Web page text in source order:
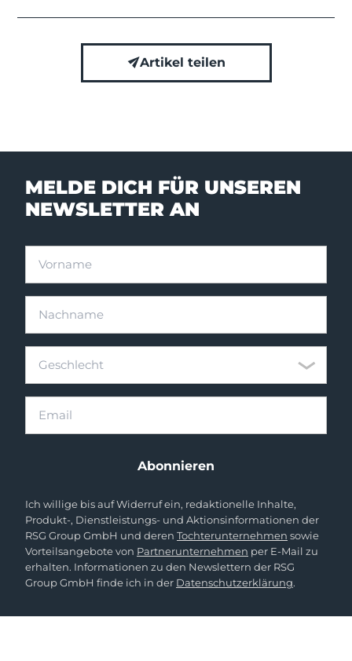
Artikel teilen
MELDE DICH FÜR UNSEREN
NEWSLETTER AN
Geschlecht
Abonnieren
Ich willige bis auf Widerruf ein, redaktionelle Inhalte,
Produkt-, Dienstleistungs- und Aktionsinformationen der
RSG Group GmbH und derenTochterunternehmen sowie
Vorteilsangebote von Partnerunternehmen per E-Mail zu
erhalten. Informationen zu den Newslettern der RSG
Group GmbH finde ich in der Datenschutzerklärung.